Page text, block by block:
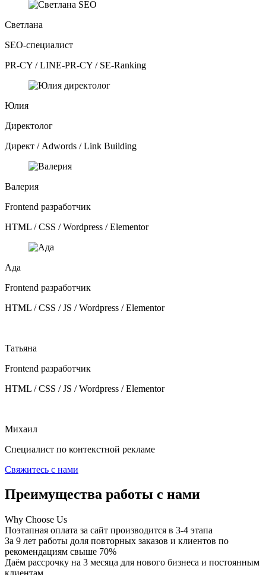
Светлана
SEO-специалист
PR-CY / LINE-PR-CY / SE-Ranking
Юлия
Директолог
Директ / Adwords / Link Building
Валерия
Frontend разработчик
HTML / CSS / Wordpress / Elementor
Ада
Frontend разработчик
HTML / CSS / JS / Wordpress / Elementor
Татьяна
Frontend разработчик
HTML / CSS / JS / Wordpress / Elementor
Михаил
Специалист по контекстной рекламе
Свяжитесь с нами
Преимущества работы с нами
Why Choose Us
Поэтапная оплата за сайт производится в 3-4 этапа
За 9 лет работы доля повторных заказов и клиентов по
рекомендациям свыше 70%
Даём рассрочку на 3 месяца для нового бизнеса и постоянным